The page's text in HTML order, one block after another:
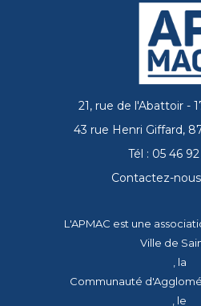
21, rue de l'Abattoir -
43 rue Henri Giffard,
Tél : 05 46 92
Contactez-
L'APMAC est une
Ville de
, la
Communauté
, le